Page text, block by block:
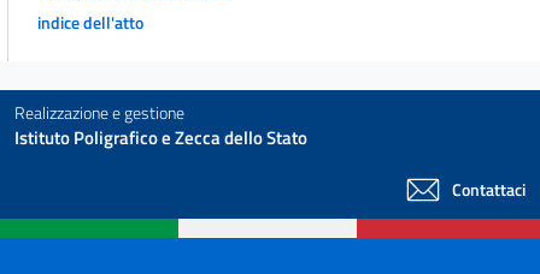
178 ter
179
180
181 bis
indice dell'atto
Realizzazione e gestione
Istituto Poligrafico e Zecca dello Stato
Contattaci